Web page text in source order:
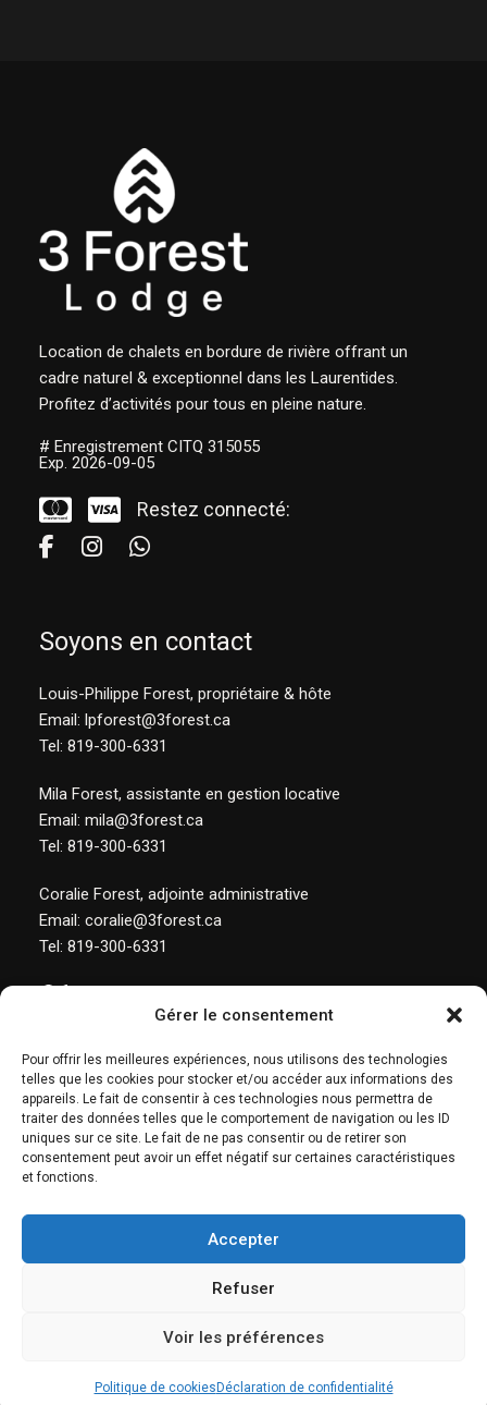
Gérer le consentement
Pour offrir les meilleures expériences, nous utilisons des technologies
telles que les cookies pour stocker et/ou accéder aux informations des
appareils. Le fait de consentir à ces technologies nous permettra de
traiter des données telles que le comportement de navigation ou les ID
uniques sur ce site. Le fait de ne pas consentir ou de retirer son
consentement peut avoir un effet négatif sur certaines caractéristiques
et fonctions.
Accepter
Refuser
Voir les préférences
Politique de cookies Déclaration de confidentialité
Location de chalets en bordure de rivière offrant un
cadre naturel & exceptionnel dans les Laurentides.
Profitez d’activités pour tous en pleine nature.
# Enregistrement CITQ 315055
Exp. 2026-09-05
Restez connecté:
Soyons en contact
Louis-Philippe Forest, propriétaire & hôte
Email: lpforest@3forest.ca
Tel: 819-300-6331
Mila Forest, assistante en gestion locative
Email: mila@3forest.ca
Tel: 819-300-6331
Coralie Forest, adjointe administrative
Email: coralie@3forest.ca
Tel: 819-300-6331
Rivière-Rouge, QC J0T 1T0
POLITIQUE DE CONFIDENTIALITÉ
© Copyright 3Forest. Tous droits réservés, créé par